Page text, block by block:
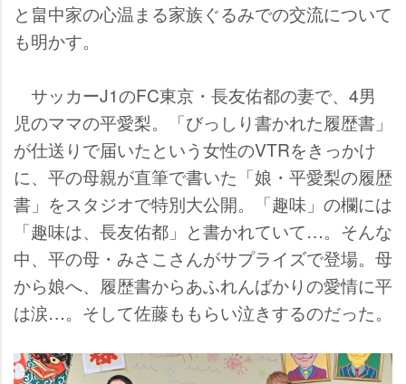
と畠中家の心温まる家族ぐるみでの交流について
も明かす。
サッカーJ1のFC東京・長友佑都の妻で、4男
児のママの平愛梨。「びっしり書かれた履歴書」
が仕送りで届いたという女性のVTRをきっかけ
に、平の母親が直筆で書いた「娘・平愛梨の履歴
書」をスタジオで特別大公開。「趣味」の欄には
「趣味は、長友佑都」と書かれていて…。そんな
中、平の母・みさこさんがサプライズで登場。母
から娘へ、履歴書からあふれんばかりの愛情に平
は涙…。そして佐藤ももらい泣きするのだった。